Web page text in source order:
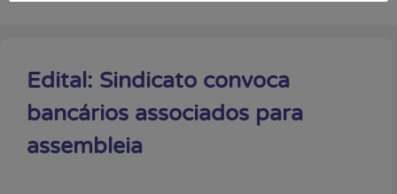
Edital: Sindicato convoca
bancários associados para
assembleia